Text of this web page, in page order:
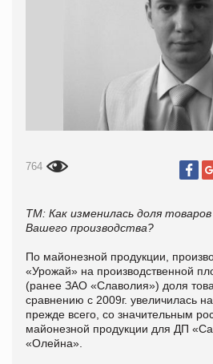
764
ТМ: Как изменилась доля товаров
Вашего производства?
По майонезной продукции,
«Урожай» на производственной
(ранее ЗАО «Славолия») доля
сравнению с 2009г. увеличилась
прежде всего, со значительным
майонезной продукции для ДП
«Олейна».